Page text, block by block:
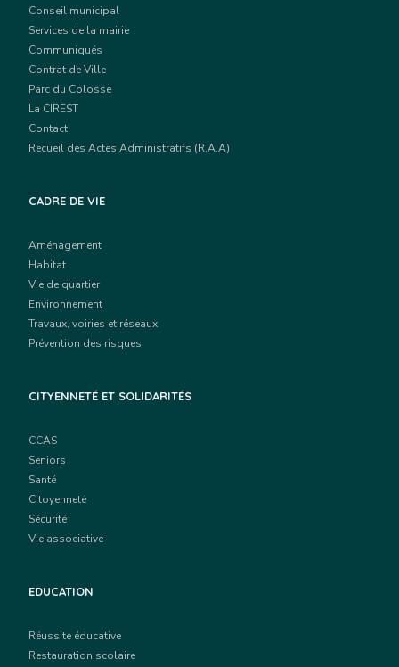
Conseil municipal
Services de la mairie
Communiqués
Contrat de Ville
Parc du Colosse
La CIREST
Contact
Recueil des Actes Administratifs (R.A.A)
CADRE DE VIE
Aménagement
Habitat
Vie de quartier
Environnement
Travaux, voiries et réseaux
Prévention des risques
CITYENNETÉ ET SOLIDARITÉS
CCAS
Seniors
Santé
Citoyenneté
Sécurité
Vie associative
EDUCATION
Réussite éducative
Restauration scolaire